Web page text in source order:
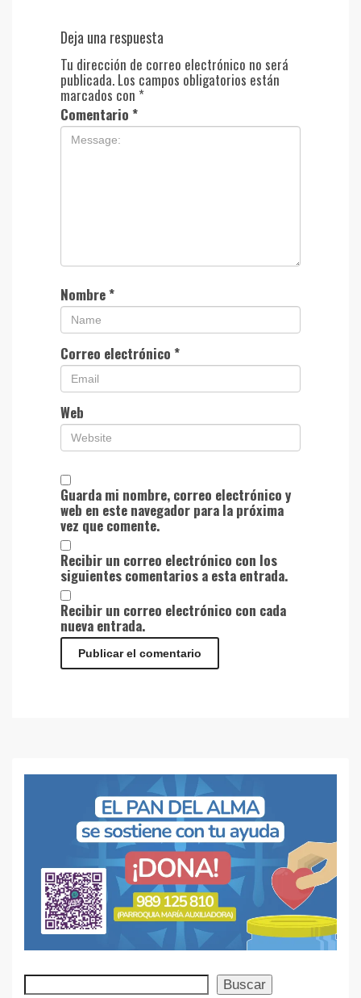
Deja una respuesta
Tu dirección de correo electrónico no será
publicada. Los campos obligatorios están
marcados con *
Comentario *
Nombre*
Correo electrónico *
Web
Guarda mi nombre, correo electrónico y
web en este navegador para la próxima
vez que comente.
Recibir un correo electrónico con los
siguientes comentarios a esta entrada.
Recibir un correo electrónico con cada
nueva entrada.
Buscar Buscar